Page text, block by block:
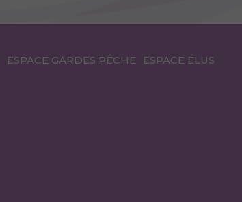
ESPACE GARDES PÊCHE ESPACE ÉLUS